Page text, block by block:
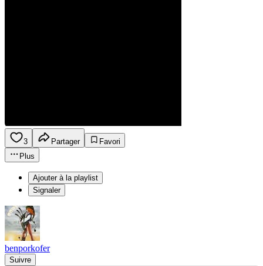
3 Partager
Favori
Plus
Ajouter à la playlist
Signaler
benporkofer
Suivre